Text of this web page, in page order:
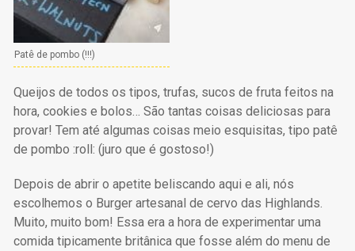
Patê de pombo (!!!)
Queijos de todos os tipos, trufas, sucos de fruta feitos na
hora, cookies e bolos… São tantas coisas deliciosas para
provar! Tem até algumas coisas meio esquisitas, tipo patê
de pombo :roll: (juro que é gostoso!)
Depois de abrir o apetite beliscando aqui e ali, nós
escolhemos o Burger artesanal de cervo das Highlands.
Muito, muito bom! Essa era a hora de experimentar uma
comida tipicamente britânica que fosse além do menu de